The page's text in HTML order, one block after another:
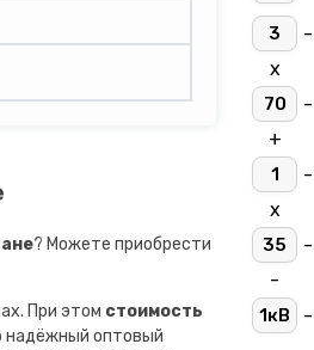
? Можете приобрести
При этом стоимость
надёжный оптовый
3 -
х
70 -
+
1 -
х
35 -
-
1кВ -